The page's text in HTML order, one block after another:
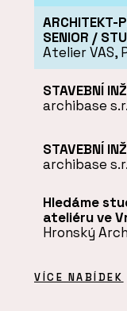
ARCHITEKT-
SENIOR /
Atelier VAS,
STAVEBNÍ
archibase
STAVEBNÍ
archibase
Hledáme
ateliéru ve
Hronský
VÍCE NABÍDEK